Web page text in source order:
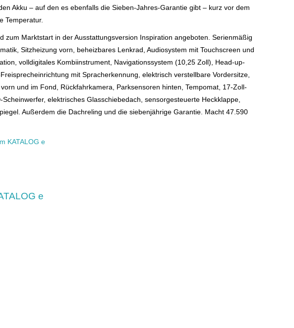
Akku – auf den es ebenfalls die Sieben-Jahres-Garantie gibt – kurz vor dem
Temperatur.
zum Marktstart in der Ausstattungsversion Inspiration angeboten. Serienmäßig
Sitzheizung vorn, beheizbares Lenkrad, Audiosystem mit Touchscreen und
volldigitales Kombiinstrument, Navigationssystem (10,25 Zoll), Head-up-
mit Spracherkennung, elektrisch verstellbare Vordersitze,
und im Fond, Rückfahrkamera, Parksensoren hinten, Tempomat, 17-Zoll-
Scheinwerfer, elektrisches Glasschiebedach, sensorgesteuerte Heckklappe,
Außerdem die Dachreling und die siebenjährige Garantie. Macht 47.590
KATALOG e
e